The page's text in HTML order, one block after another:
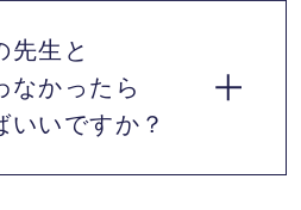
験前にカウンセラーとお
して、入会した場合指導
けることが出来ます。
先生と
なかったら
いいですか？